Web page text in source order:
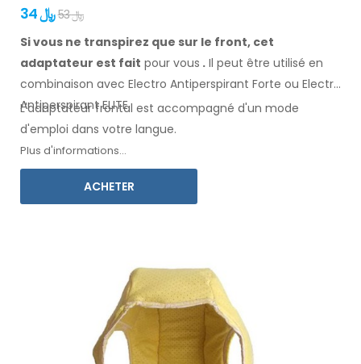
34 ﷼
53 ﷼
Si vous ne transpirez que sur le front, cet
adaptateur est fait pour vous . Il peut être utilisé en
combinaison avec Electro Antiperspirant Forte ou Electro
Antiperspirant ELITE.
L'adaptateurfrontal est accompagné d'un mode
d'emploi dans votre langue.
Plus d'informations...
ACHETER